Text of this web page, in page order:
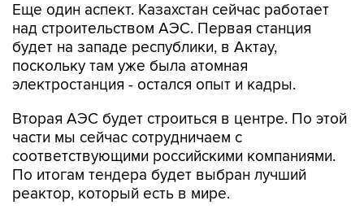
Еще один аспект. Казахстан сейчас работает
над строительством АЭС. Первая станция
будет на западе республики, в Актау,
поскольку там уже была атомная
электростанция - остался опыт и кадры.
Вторая АЭС будет строиться в центре. По этой
части мы сейчас сотрудничаем с
соответствующими российскими компаниями.
По итогам тендера будет выбран лучший
реактор, который есть в мире.